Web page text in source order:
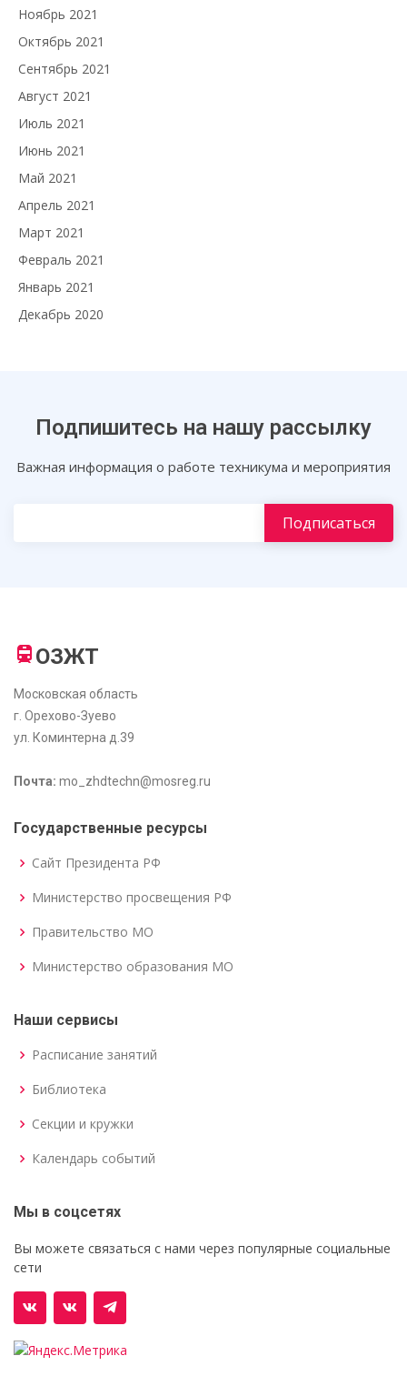
Ноябрь 2021
Октябрь 2021
Сентябрь 2021
Август 2021
Июль 2021
Июнь 2021
Май 2021
Апрель 2021
Март 2021
Февраль 2021
Январь 2021
Декабрь 2020
Подпишитесь на нашу рассылку
Важная информация о работе техникума и мероприятия
ОЗЖТ
Московская область
г. Орехово-Зуево
ул. Коминтерна д.39
Почта: mo_zhdtechn@mosreg.ru
Государственные ресурсы
Сайт Президента РФ
Министерство просвещения РФ
Правительство МО
Министерство образования МО
Наши сервисы
Расписание занятий
Библиотека
Секции и кружки
Календарь событий
Мы в соцсетях
Вы можете связаться с нами через популярные социальные
сети